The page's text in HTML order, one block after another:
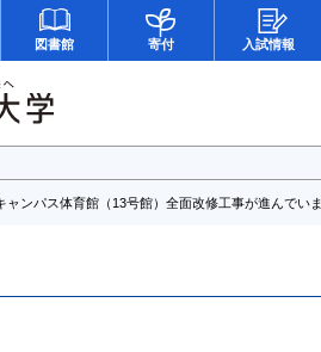
図書館 寄付 入試情報
ャンパス体育館（13号館）全面改修工事が進んでい